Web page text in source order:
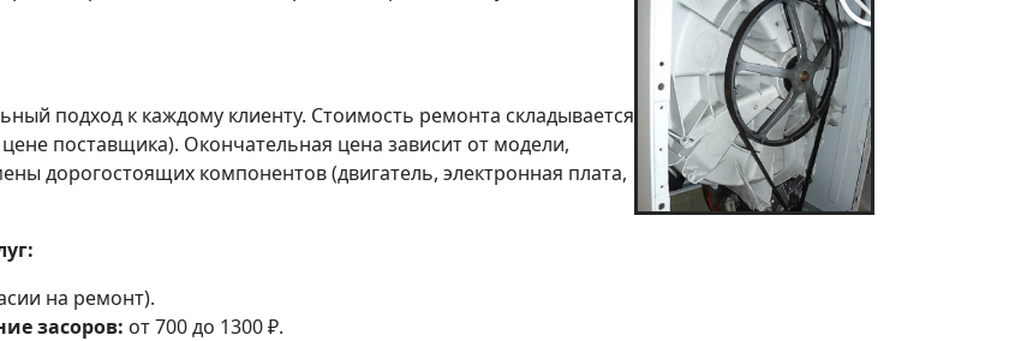
подход к каждому клиенту. Стоимость ремонта складывается
поставщика). Окончательная цена зависит от модели,
дорогостоящих компонентов (двигатель, электронная плата,
на ремонт).
засоров: от 700 до 1300 ₽.